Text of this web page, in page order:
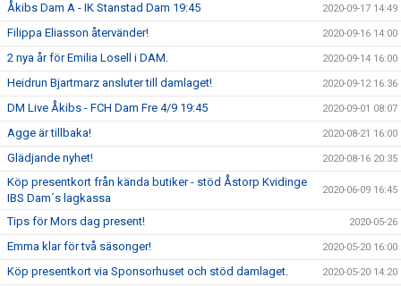
Åkibs Dam A - IK Stanstad Dam 19:45 2020-09-17 14:49
Filippa Eliasson återvänder! 2020-09-16 14:00
2 nya år för Emilia Losell i DAM. 2020-09-14 16:00
Heidrun Bjartmarz ansluter till damlaget! 2020-09-12 16:36
DM Live Åkibs - FCH Dam Fre 4/9 19:45 2020-09-01 08:07
Agge är tillbaka! 2020-08-21 16:00
Glädjande nyhet! 2020-08-16 20:35
Köp presentkort från kända butiker - stöd Åstorp Kvidinge
IBS Dam´s lagkassa
2020-06-09 16:45
Tips för Mors dag present! 2020-05-26
Emma klar för två säsonger! 2020-05-20 16:00
Köp presentkort via Sponsorhuset och stöd damlaget. 2020-05-20 14:20